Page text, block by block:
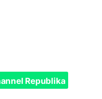
Republika